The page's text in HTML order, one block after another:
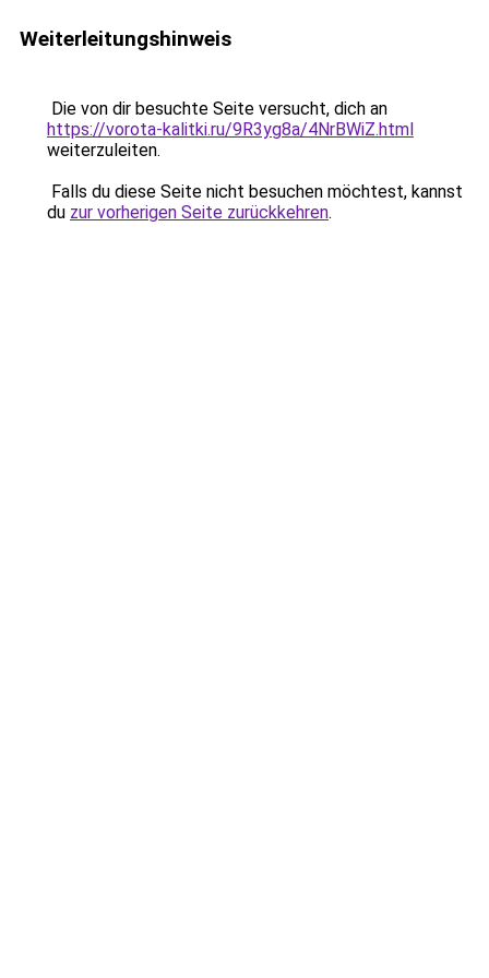
Weiterleitungshinweis
Die von dir besuchte Seite versucht, dich an
https://vorota-kalitki.ru/9R3yg8a/4NrBWiZ.html
weiterzuleiten.
Falls du diese Seite nicht besuchen möchtest, kannst
du zur vorherigen Seite zurückkehren.